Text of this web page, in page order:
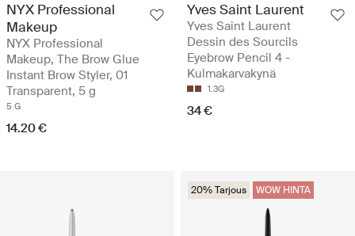
NYX Professional
Makeup
NYX Professional
Makeup, The Brow Glue
Instant Brow Styler, 01
Transparent, 5 g
5 G
14.20 €
Yves Saint Laurent
Yves Saint Laurent
Dessin des Sourcils
Eyebrow Pencil 4 -
Kulmakarvakynä
1.3G
34 €
20% Tarjous WOW HINTA